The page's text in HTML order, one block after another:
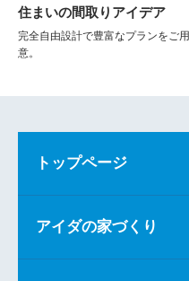
住まいの間取りアイデア
完全自由設計で豊富なプランをご用
意。
トップページ
アイダの家づくり